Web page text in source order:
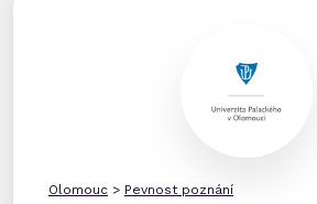
Olomouc > Pevnost poznání